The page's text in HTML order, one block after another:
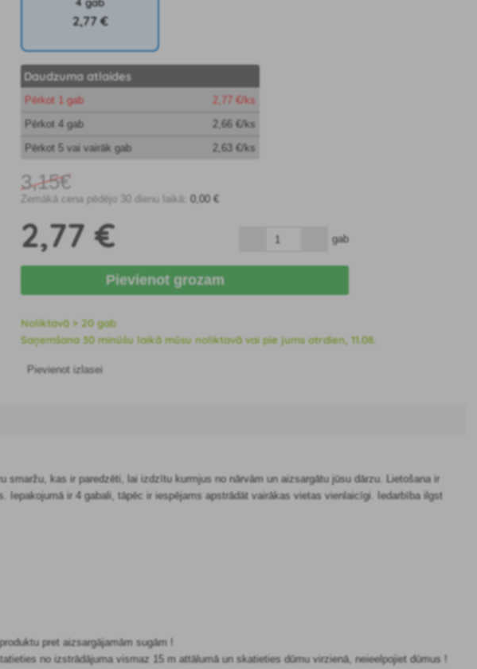
2,77 €
Daudzuma atlaides
Pērkot 1 gab 2 ,77 €/ks
Pērkot 4 gab
2 ,66 €/ks
Pērkot 5 vai vairāk gab
2 ,63 €/ks
3,15€
Zemākā cena pēdējo 30 dienu laikā: 0,00 €
2,77 € gab
Pievienot grozam
Noliktavā > 20 gab
Saņemšana 30 minūšu laikā mūsu noliktavā vai pie jums otrdien, 11.08.
Pievienot izlasei
smaržu, kas ir paredzēti, lai izdzītu kurmjus no nārvām un aizsargātu jūsu dārzu. Lietošana ir
Iepakojumā ir 4 gabali, tāpēc ir iespējams apstrādāt vairākas vietas vienlaicīgi. Iedarbība ilgst
pret aizsargājamām sugām !
no izstrādājuma vismaz 15 m attālumā un skatieties dūmu virzienā, neieelpojiet dūmus !